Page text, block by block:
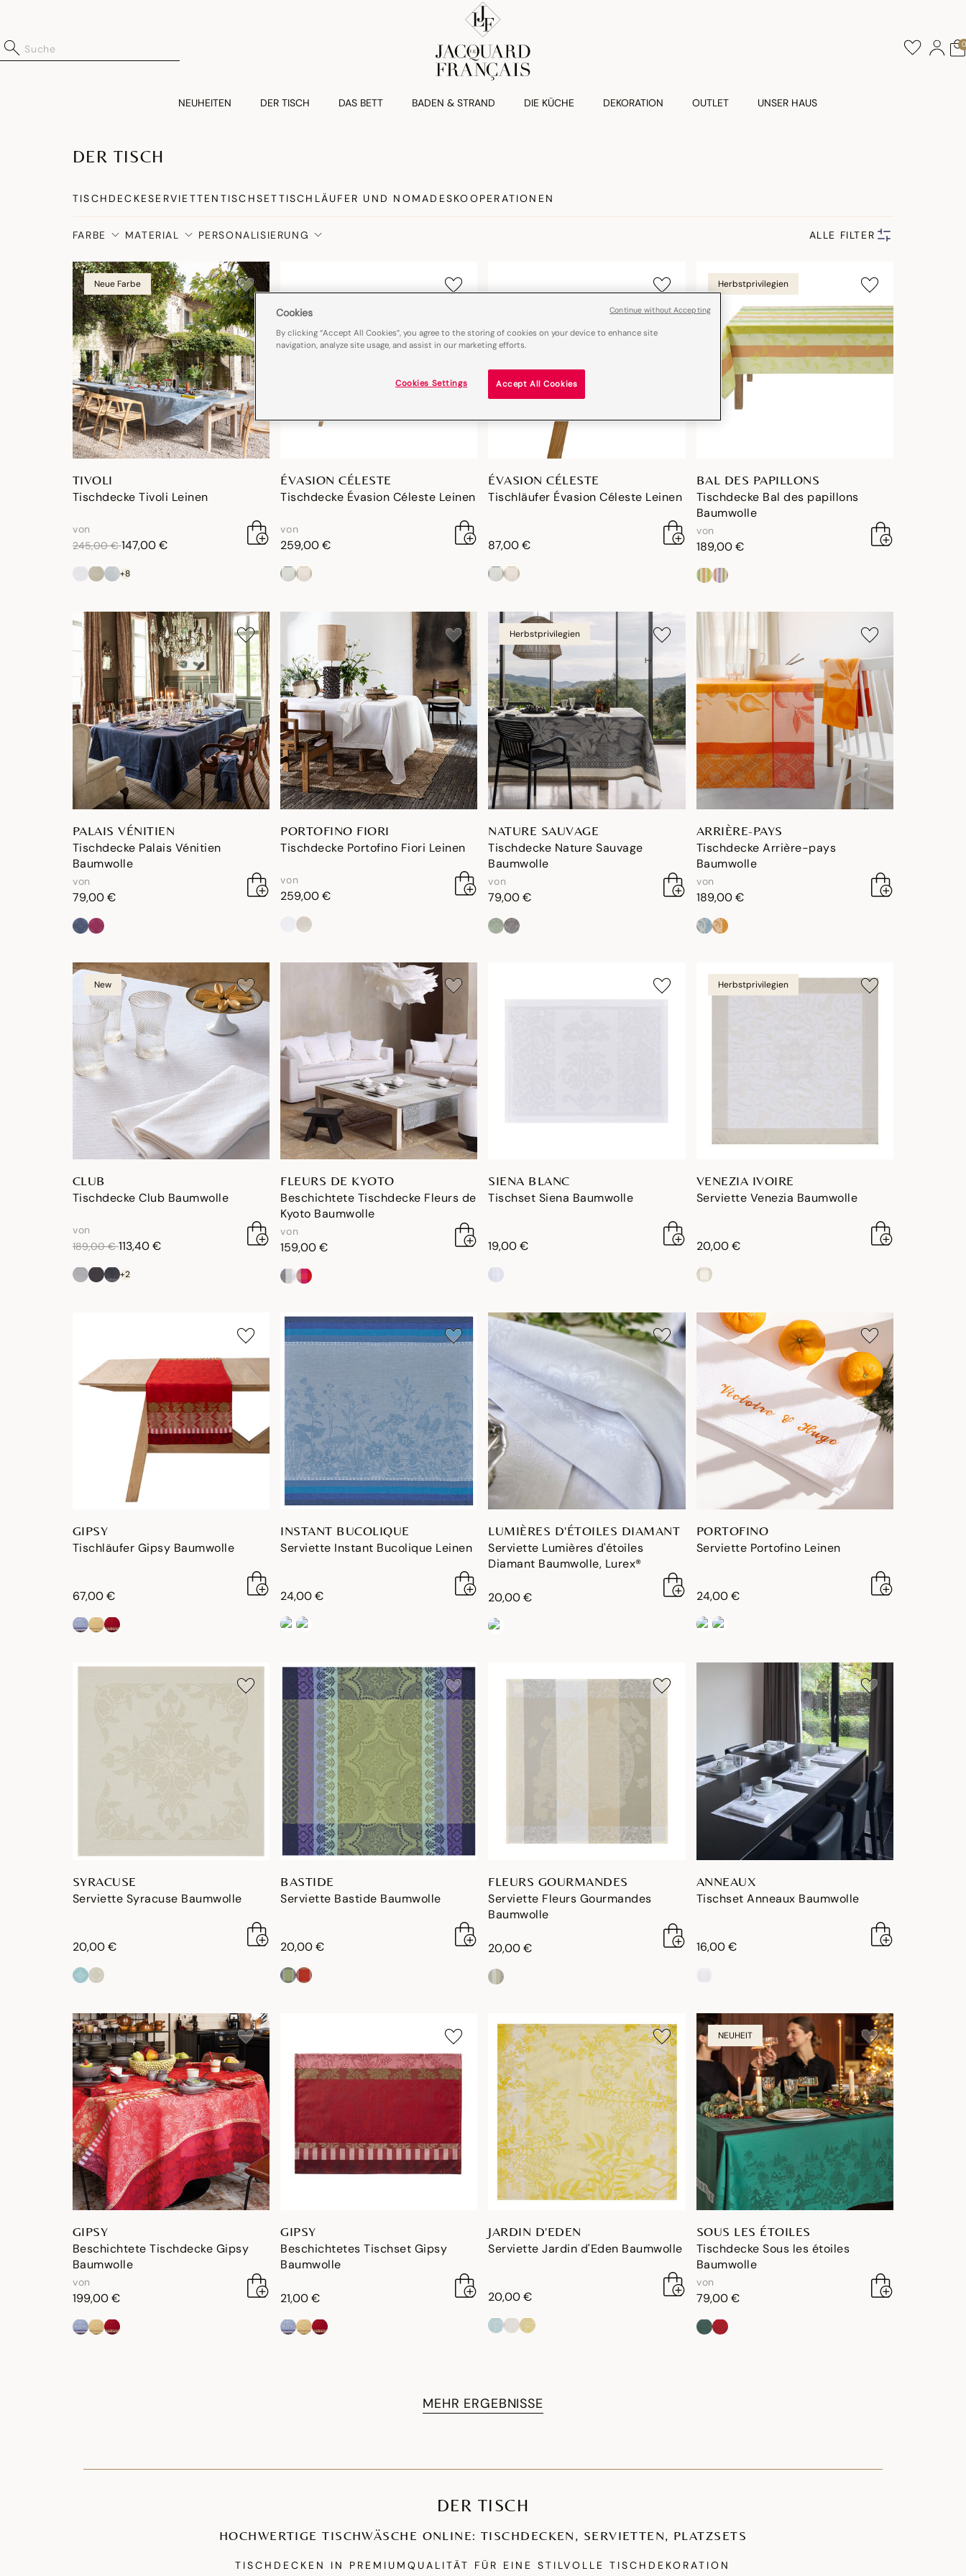
0
NEUHEITEN DER TISCH DAS BETT BADEN & STRAND DIE KÜCHE DEKORATION OUTLET UNSER HAUS
DER TISCH
TISCHDECKESERVIETTEN TISCHSETTISCHLÄUFER UND NOMADESKOOPERATIONEN
FARBE MATERIAL PERSONALISIERUNG ALLE FILTER
Neue Farbe
TIVOLI
Tischdecke Tivoli Leinen
von
reduktion von
245,00 €an
147,00 €
+8
ÉVASION CÉLESTE
Tischdecke Évasion Céleste Leinen
von
259,00 €
ÉVASION CÉLESTE
Tischläufer Évasion Céleste Leinen
87,00 €
Herbstprivilegien
BAL DES PAPILLONS
Tischdecke Bal des papillons
Baumwolle
von
189,00 €
PALAIS VÉNITIEN
Tischdecke Palais Vénitien
Baumwolle
von
79,00 €
PORTOFINO FIORI
Tischdecke Portofino Fiori Leinen
von
259,00 €
Herbstprivilegien
NATURE SAUVAGE
Tischdecke Nature Sauvage
Baumwolle
von
79,00 €
ARRIÈRE-PAYS
Tischdecke Arrière-pays
Baumwolle
von
189,00 €
New
CLUB
Tischdecke Club Baumwolle
von
reduktion von
189,00 €an
113,40 €
+2
FLEURS DE KYOTO
Beschichtete Tischdecke Fleurs de
Kyoto Baumwolle
von
159,00 €
SIENA BLANC
Tischset Siena Baumwolle
19,00 €
Herbstprivilegien
VENEZIA IVOIRE
Serviette Venezia Baumwolle
20,00 €
GIPSY
Tischläufer Gipsy Baumwolle
67,00 €
INSTANT BUCOLIQUE
Serviette Instant Bucolique Leinen
24,00 €
LUMIÈRES D'ÉTOILES DIAMANT
Serviette Lumières d'étoiles
Diamant Baumwolle, Lurex®
20,00 €
PORTOFINO
Serviette Portofino Leinen
24,00 €
SYRACUSE
Serviette Syracuse Baumwolle
20,00 €
BASTIDE
Serviette Bastide Baumwolle
20,00 €
FLEURS GOURMANDES
Serviette Fleurs Gourmandes
Baumwolle
20,00 €
ANNEAUX
Tischset Anneaux Baumwolle
16,00 €
GIPSY
Beschichtete Tischdecke Gipsy
Baumwolle
von
199,00 €
GIPSY
Beschichtetes Tischset Gipsy
Baumwolle
21,00 €
JARDIN D'EDEN
Serviette Jardin d'Eden Baumwolle
20,00 €
NEUHEIT
SOUS LES ÉTOILES
Tischdecke Sous les étoiles
Baumwolle
von
79,00 €
MEHR ERGEBNISSE
DER TISCH
HOCHWERTIGE TISCHWÄSCHE ONLINE: TISCHDECKEN, SERVIETTEN, PLATZSETS
TISCHDECKEN IN PREMIUMQUALITÄT FÜR EINE STILVOLLE TISCHDEKORATION
Cookies
By clicking “Accept All Cookies”, you agree to the storing of cookies on your device to enhance site
navigation, analyze site usage, and assist in our marketing efforts.
Accept All Cookies
Cookies Settings
Continue without Accepting